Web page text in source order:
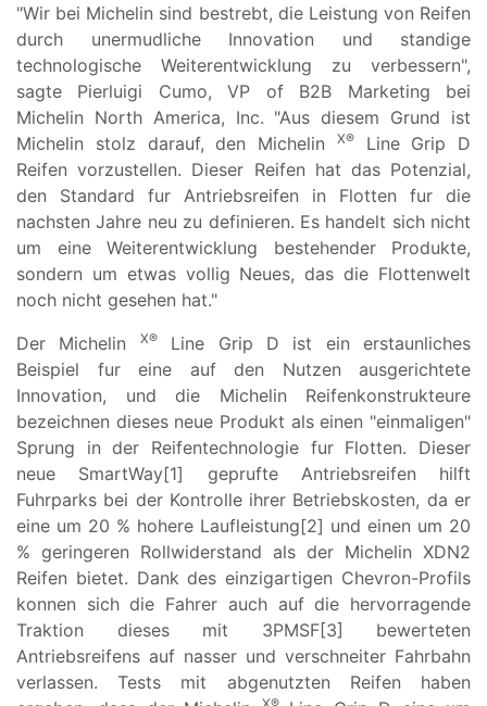
"Wir bei Michelin sind bestrebt, die Leistung von Reifen
durch unermudliche Innovation und standige
technologische Weiterentwicklung zu verbessern",
sagte Pierluigi Cumo, VP of B2B Marketing bei
Michelin North America, Inc. "Aus diesem Grund ist
Michelin stolz darauf, den Michelin
X®Line Grip D
Reifen vorzustellen. Dieser Reifen hat das Potenzial,
den Standard fur Antriebsreifen in Flotten fur die
nachsten Jahre neu zu definieren. Es handelt sich nicht
um eine Weiterentwicklung bestehender Produkte,
sondern um etwas vollig Neues, das die Flottenwelt
noch nicht gesehen hat."
Der Michelin
X®Line Grip D ist ein erstaunliches
Beispiel fur eine auf den Nutzen ausgerichtete
Innovation, und die Michelin Reifenkonstrukteure
bezeichnen dieses neue Produkt als einen "einmaligen"
Sprung in der Reifentechnologie fur Flotten. Dieser
neue SmartWay[1] geprufte Antriebsreifen hilft
Fuhrparks bei der Kontrolle ihrer Betriebskosten, da er
eine um 20 % hohere Laufleistung[2] und einen um 20
% geringeren Rollwiderstand als der Michelin XDN2
Reifen bietet. Dank des einzigartigen Chevron-Profils
konnen sich die Fahrer auch auf die hervorragende
Traktion dieses mit 3PMSF[3] bewerteten
Antriebsreifens auf nasser und verschneiter Fahrbahn
verlassen. Tests mit abgenutzten Reifen haben